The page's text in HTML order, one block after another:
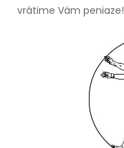
vrátime Vám peniaze!